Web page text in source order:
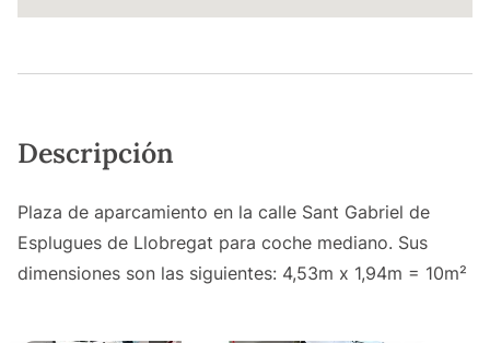
Descripción
Plaza de aparcamiento en la calle Sant Gabriel de
Esplugues de Llobregat para coche mediano. Sus
dimensiones son las siguientes: 4,53m x 1,94m = 10m²